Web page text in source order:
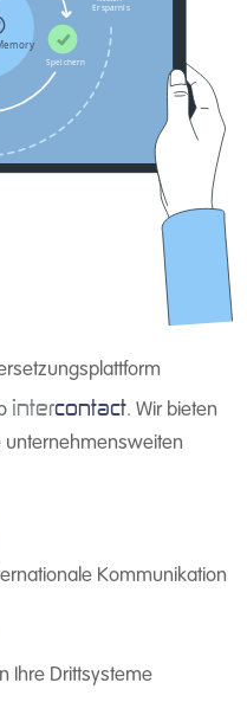
intercontact. Wir bieten
unternehmensweiten
Kommunikation
Ihre Drittsysteme